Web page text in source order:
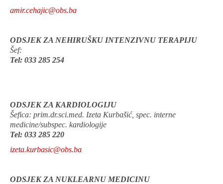
amir.cehajic@obs.ba
ODSJEK ZA NEHIRUŠKU INTENZIVNU TERAPIJU
Šef:
Tel: 033 285 254
ODSJEK ZA KARDIOLOGIJU
Šefica: prim.dr.sci.med. Izeta Kurbašić, spec. interne
medicine/subspec. kardiologije
Tel: 033 285 220
izeta.kurbasic@obs.ba
ODSJEK ZA NUKLEARNU MEDICINU